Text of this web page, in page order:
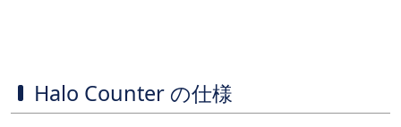
Halo Counter の仕様